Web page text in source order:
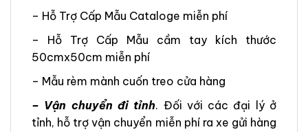
– Hỗ Trợ Cấp Mẫu Cataloge miễn phí
– Hỗ Trợ Cấp Mẫu cầm tay kích thước
50cmx50cm miễn phí
– Mẫu rèm mành cuốn treo cửa hàng
– Vận chuyển đi tỉnh. Đối với các đại lý ở
tỉnh, hỗ trợ vận chuyển miễn phí ra xe gửi hàng